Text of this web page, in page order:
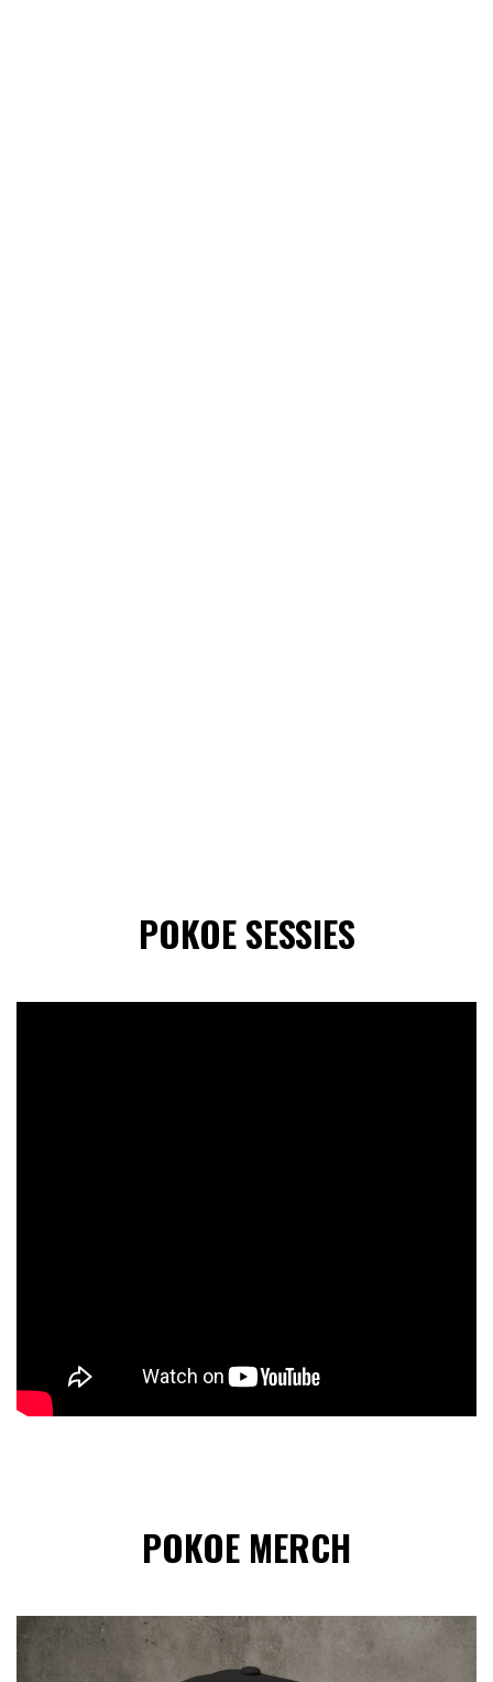
POKOE SESSIES
POKOE MERCH